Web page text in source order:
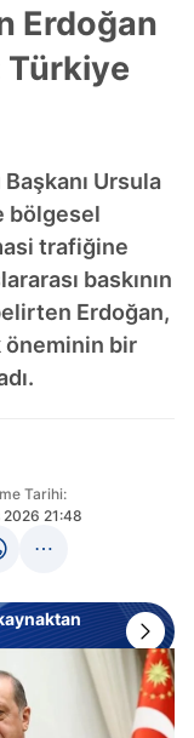
Erdoğan
Ursula
bölgesel
trafiğine
baskının
Erdoğan,
bir
Tarihi:
2026 21:48